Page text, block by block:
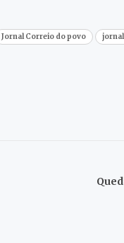
Jornal Correio do povo